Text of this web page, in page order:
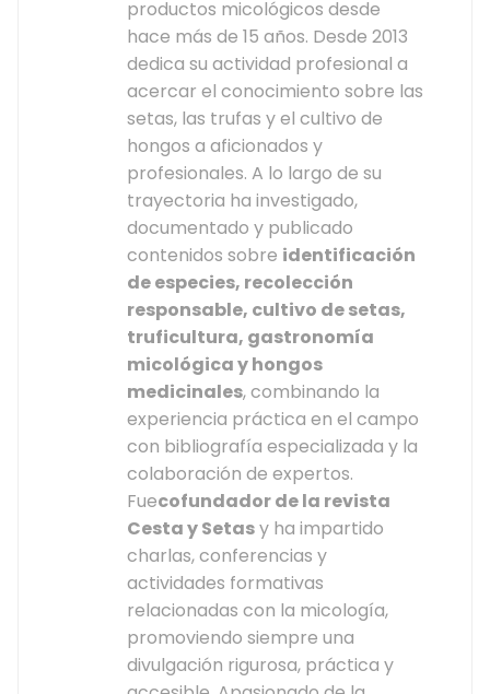
productos micológicos desde
hace más de 15 años. Desde 2013
dedica su actividad profesional a
acercar el conocimiento sobre las
setas, las trufas y el cultivo de
hongos a aficionados y
profesionales. A lo largo de su
trayectoria ha investigado,
documentado y publicado
contenidos sobre identificación
de especies, recolección
responsable, cultivo de setas,
truficultura, gastronomía
micológica y hongos
medicinales, combinando la
experiencia práctica en el campo
con bibliografía especializada y la
colaboración de expertos.
Fuecofundador de la revista
Cesta y Setasy ha impartido
charlas, conferencias y
actividades formativas
relacionadas con la micología,
promoviendo siempre una
divulgación rigurosa, práctica y